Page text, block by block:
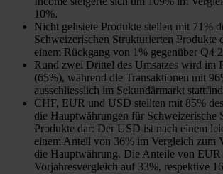
10%.
Nicht gelistete Produkte stellen mit 71%
Schweizerischen Strukturierten Produkte
einem Rückgang von 1% gegenüber Q4
Rund zwei Drittel des Umsatzes wird im
(65%), während die Transaktionen mit
ausschliesslich im Sekundärmarkt
CHF, EUR und USD stellten mit 85%
die Hauptwährungen für Schweizerische
Produkte dar: Der USD ist nach einem
einem Anteil von 36% im Vergleich zum
die Hauptwährung. Die Anteile von
Vorjahresvergleich auf 33%, respektive